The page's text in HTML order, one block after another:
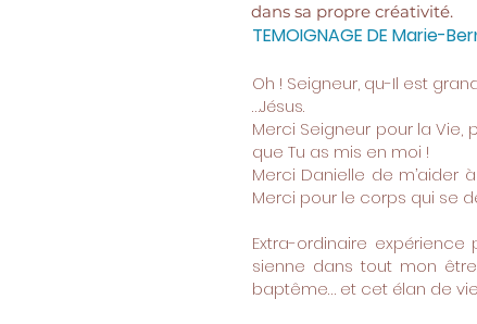
dans sa propre créativité.
TEMOIGNAGE DE Marie-
Oh ! Seigneur, qu-Il est
…Jésus.
Merci Seigneur pour la Vie,
que Tu as mis en moi !
Merci Danielle de
Merci pour le corps qui se
Extra-ordinaire
sienne dans tout mon
baptême… et cet élan de